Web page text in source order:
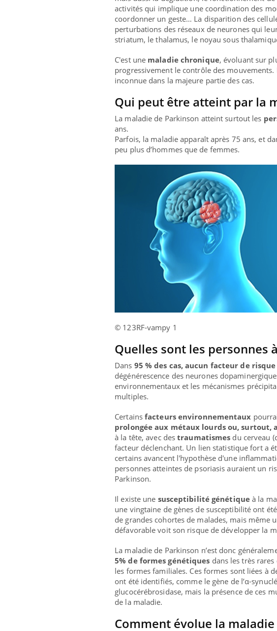
activités qui implique une coordination des
coordonner un geste… La disparition des
perturbations des réseaux de neurones qui
striatum, le thalamus, le noyau sous
C'est une maladie chronique, évoluant sur
progressivement le contrôle des mouvements.
inconnue dans la majeure partie des cas.
Qui peut être atteint par la
La maladie de Parkinson atteint surtout les
ans.
Parfois, la maladie apparaît après 75 ans, et
peu plus d’hommes que de femmes.
© 123RF-vampy 1
Quelles sont les personnes
Dans 95 % des cas, aucun facteur de risque
dégénérescence des neurones
environnementaux et les mécanismes
multiples.
Certainsfacteurs environnementaux
prolongée aux métaux lourds ou, surtout,
à la tête, avec destraumatismes du cerveau
facteur déclenchant. Un lien statistique fort a
certains avancent l'hypothèse d'une
personnes atteintes de psoriasis auraient un
Parkinson.
Il existe une susceptibilité génétiqueà la
une vingtaine de gènes de susceptibilité ont
de grandes cohortes de malades, mais
défavorable voit son risque de développer la
La maladie de Parkinson n’est donc
5% de formes génétiques dans les très
les formes familiales. Ces formes sont liées à
ont été identifiés, comme le gène de l’α-
glucocérébrosidase, mais la présence de ces
de la maladie.
Comment évolue la
expliquer ma maladieYoutube
Il y a des sujets qui sont faciles à aborder...
d'autres non ! D'un côté, poser des questions
sur la maladie d'un proche c'est montrer ...
prévenirYoutube
Fatigue, irritabilité,
même alopécie… Les
carence en fer sont